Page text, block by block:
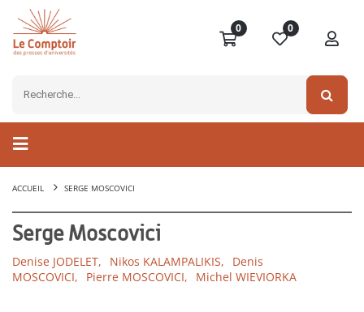
0 0
ACCUEIL SERGE MOSCOVICI
Serge Moscovici
Denise JODELET, Nikos KALAMPALIKIS,
Denis
MOSCOVICI,
Pierre MOSCOVICI, Michel WIEVIORKA